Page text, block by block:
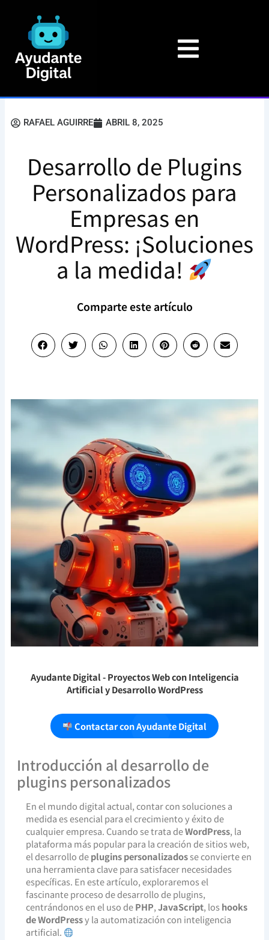
contenido
RAFAEL AGUIRRE ABRIL 8, 2025
Desarrollo de Plugins
Personalizados para
Empresas en
WordPress: ¡Soluciones
a la medida!
Comparte este artículo
Ayudante Digital- Proyectos Web con Inteligencia
Artificial y Desarrollo WordPress
Contactar con Ayudante Digital
Introducción al desarrollo de
plugins personalizados
En el mundo digital actual, contar con soluciones a
medida es esencial para el crecimiento y éxito de
cualquier empresa. Cuando se trata deWordPress, la
plataforma más popular para la creación de sitios web,
el desarrollo deplugins personalizadosse convierte en
una herramienta clave para satisfacer necesidades
específicas. En este artículo, exploraremos el
fascinante proceso de desarrollo de plugins,
centrándonos en el uso dePHP,JavaScript, loshooks
de WordPressy la automatización con inteligencia
artificial.